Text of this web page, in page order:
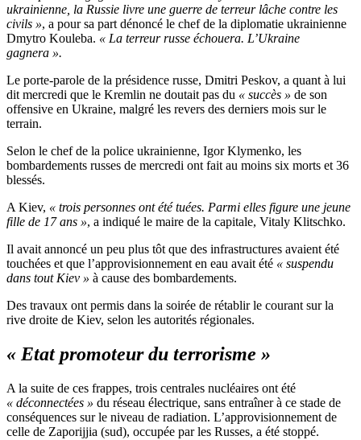
ukrainienne, la Russie livre une guerre de terreur lâche contre les
civils », a pour sa part dénoncé le chef de la diplomatie ukrainienne
Dmytro Kouleba. « La terreur russe échouera. L’Ukraine
gagnera ».
Le porte-parole de la présidence russe, Dmitri Peskov, a quant à lui
dit mercredi que le Kremlin ne doutait pas du « succès » de son
offensive en Ukraine, malgré les revers des derniers mois sur le
terrain.
Selon le chef de la police ukrainienne, Igor Klymenko, les
bombardements russes de mercredi ont fait au moins six morts et 36
blessés.
A Kiev, « trois personnes ont été tuées. Parmi elles figure une jeune
fille de 17 ans », a indiqué le maire de la capitale, Vitaly Klitschko.
Il avait annoncé un peu plus tôt que des infrastructures avaient été
touchées et que l’approvisionnement en eau avait été « suspendu
dans tout Kiev » à cause des bombardements.
Des travaux ont permis dans la soirée de rétablir le courant sur la
rive droite de Kiev, selon les autorités régionales.
« Etat promoteur du terrorisme »
A la suite de ces frappes, trois centrales nucléaires ont été
« déconnectées » du réseau électrique, sans entraîner à ce stade de
conséquences sur le niveau de radiation. L’approvisionnement de
celle de Zaporijjia (sud), occupée par les Russes, a été stoppé.